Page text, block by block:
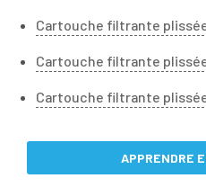
Cartouche filtrante
Cartouche filtrante
Cartouche filtrante
APPRENDRE